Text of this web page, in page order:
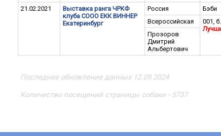
21.02.2021
Выставка ранга ЧРКФ
клуба СООО ЕКК ВИННЕР
Екатеринбург
Россия
Бэби
Всероссийская
001,
Прозоров
Дмитрий
Альбертович
Последнее обновление данных 12.09.2024
Количество посещений страницы собаки - 5737